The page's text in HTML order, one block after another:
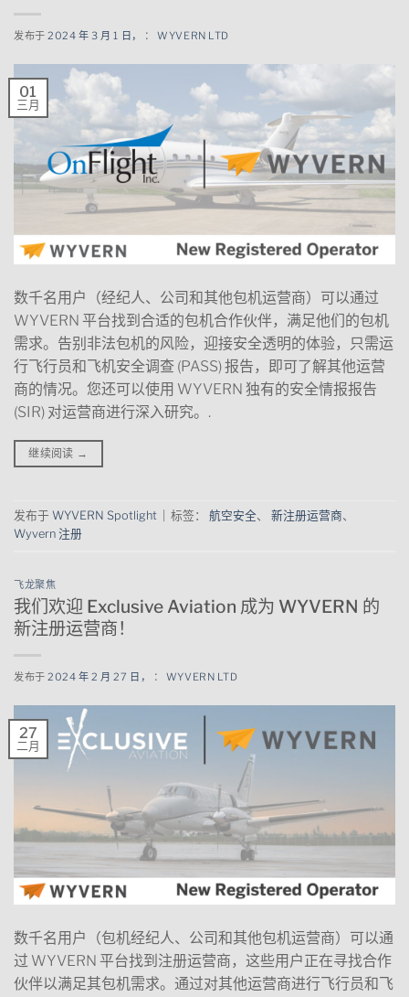
发布于2024 年 3 月 1 日， ：WYVERN LTD
01
三月
数千名用户（经纪人、公司和其他包机运营商）可以通过
WYVERN 平台找到合适的包机合作伙伴，满足他们的包机
需求。告别非法包机的风险，迎接安全透明的体验，只需运
行飞行员和飞机安全调查 (PASS) 报告，即可了解其他运营
商的情况。您还可以使用 WYVERN 独有的安全情报报告
(SIR) 对运营商进行深入研究。.
继续阅读 →
发布于 WYVERN Spotlight 标签： 航空安全、 新注册运营商、
Wyvern 注册
飞龙聚焦
我们欢迎 Exclusive Aviation 成为 WYVERN 的
新注册运营商！
发布于 2024 年 2 月 27 日， ： WYVERN LTD
27
二月
数千名用户（包机经纪人、公司和其他包机运营商）可以通
过 WYVERN 平台找到注册运营商，这些用户正在寻找合作
伙伴以满足其包机需求。通过对其他运营商进行飞行员和飞